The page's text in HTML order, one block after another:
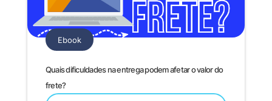
Quais dificuldades na entrega podem afetar o valor do
frete?
Ebook